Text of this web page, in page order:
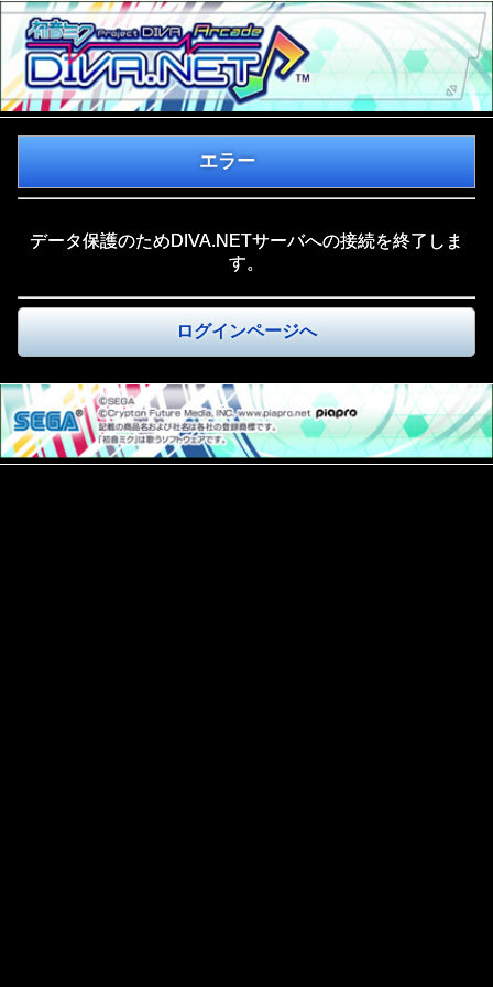
エラー
データ保護のためDIVA.NETサーバへの接続を終了しま
す。
ログインページへ